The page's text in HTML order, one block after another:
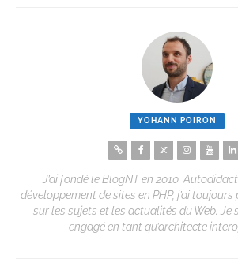
YOHANN POIRON
J’ai fondé le BlogNT en 2010.
développement de sites en PHP, j’ai
sur les sujets et les actualités du Web. Je
engagé en tant qu’architecte